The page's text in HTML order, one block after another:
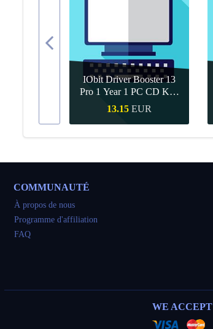
IObit Driver Booster 13
Pro 1 Year 1 PC CD Key
Global
13.15 EUR
Achat rapide
COMMUNAUTÉ
À propos de nous
Programme d'affiliation
FAQ
WE ACCEPT